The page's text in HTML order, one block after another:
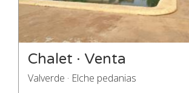
Chalet · Venta
Valverde · Elche pedanias